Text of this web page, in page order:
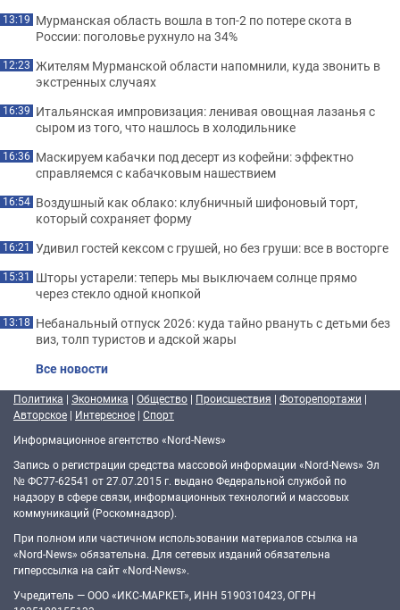
13:19 Мурманская область вошла в топ-2 по потере скота в
России: поголовье рухнуло на 34%
12:23 Жителям Мурманской области напомнили, куда звонить в
экстренных случаях
16:39 Итальянская импровизация: ленивая овощная лазанья с
сыром из того, что нашлось в холодильнике
16:36 Маскируем кабачки под десерт из кофейни: эффектно
справляемся с кабачковым нашествием
16:54 Воздушный как облако: клубничный шифоновый торт,
который сохраняет форму
16:21 Удивил гостей кексом с грушей, но без груши: все в восторге
15:31 Шторы устарели: теперь мы выключаем солнце прямо
через стекло одной кнопкой
13:18 Небанальный отпуск 2026: куда тайно рвануть с детьми без
виз, толп туристов и адской жары
Все новости
Политика | Экономика | Общество | Происшествия | Фоторепортажи |
Авторское | Интересное | Спорт
Информационное агентство «Nord-News»
Запись о регистрации средства массовой информации «Nord-News» Эл
№ ФС77-62541 от 27.07.2015 г. выдано Федеральной службой по
надзору в сфере связи, информационных технологий и массовых
коммуникаций (Роскомнадзор).
При полном или частичном использовании материалов ссылка на
«Nord-News» обязательна. Для сетевых изданий обязательна
гиперссылка на сайт «Nord-News».
Учредитель — ООО «ИКС-МАРКЕТ», ИНН 5190310423, ОГРН